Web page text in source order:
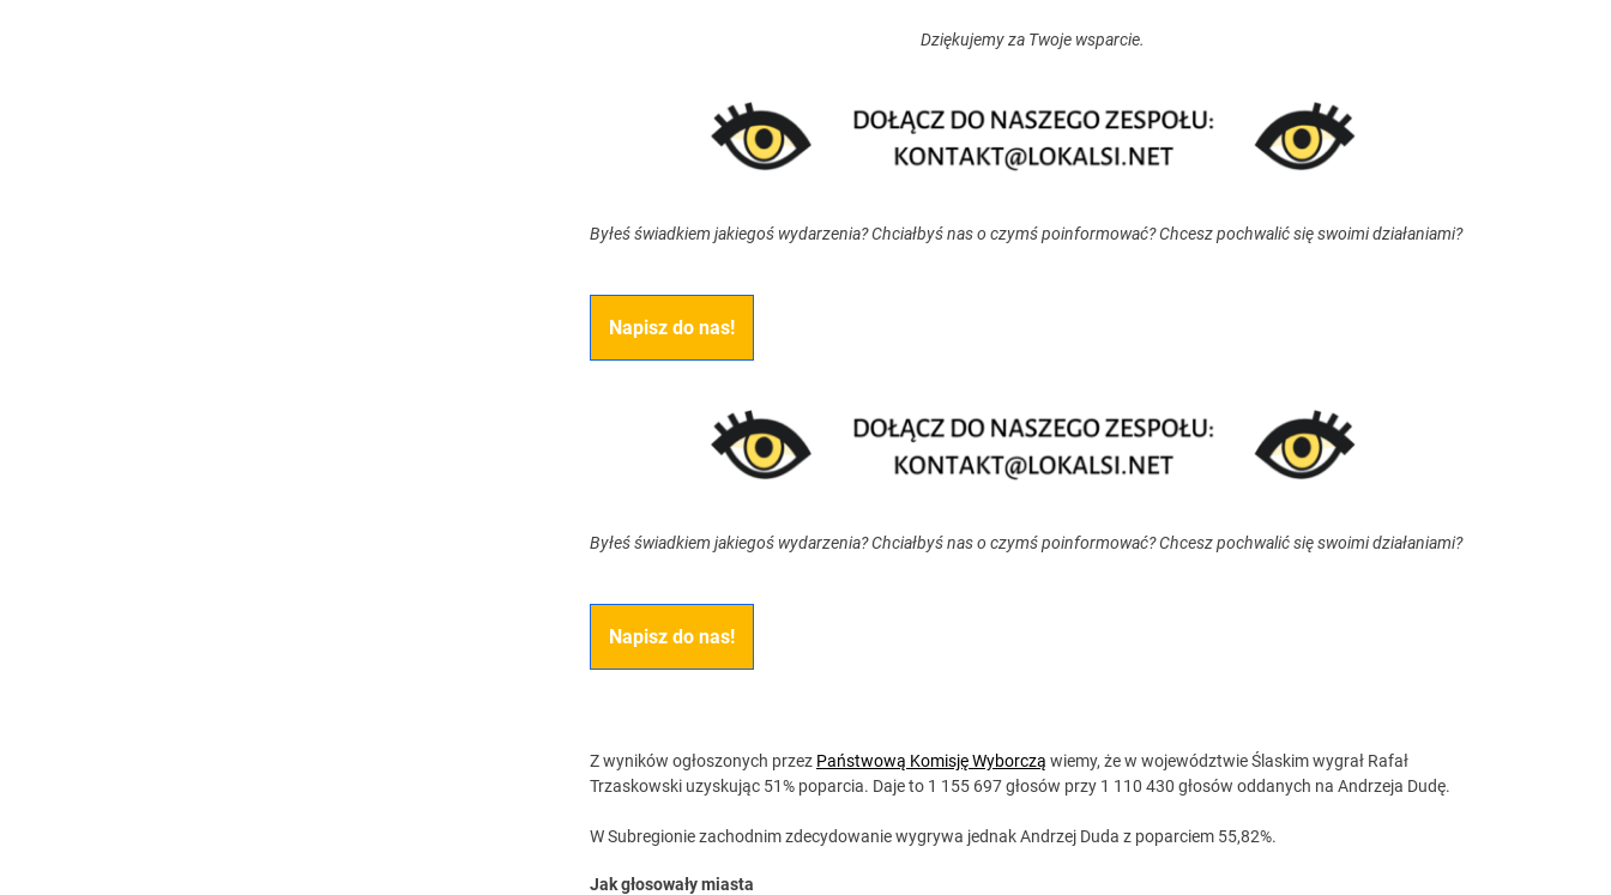
Dziękujemy za Twoje wsparcie.
Byłeś świadkiem jakiegoś wydarzenia? Chciałbyś nas o czymś poinformować? Chcesz pochwalić się swoimi działaniami?
Napisz do nas!
Byłeś świadkiem jakiegoś wydarzenia? Chciałbyś nas o czymś poinformować? Chcesz pochwalić się swoimi działaniami?
Napisz do nas!
Z wyników ogłoszonych przez Państwową Komisję Wyborczą wiemy, że w województwie Ślaskim wygrał Rafał
Trzaskowski uzyskując 51% poparcia. Daje to 1 155 697 głosów przy 1 110 430 głosów oddanych na Andrzeja Dudę.
W Subregionie zachodnim zdecydowanie wygrywa jednak Andrzej Duda z poparciem 55,82%.
Jak głosowały miasta